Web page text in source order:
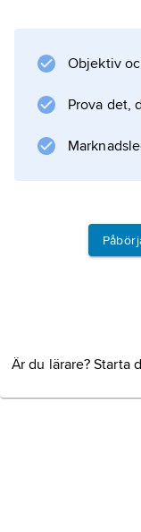
kromosom.
Transposoner
II och klass III.
Objektiv
Prova det,
Är du lärare? Starta